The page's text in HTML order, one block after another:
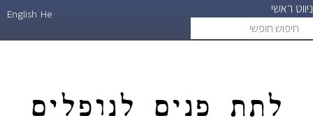
ניווט ראשי
חופשי
He
English
לתת פנים לנופלים